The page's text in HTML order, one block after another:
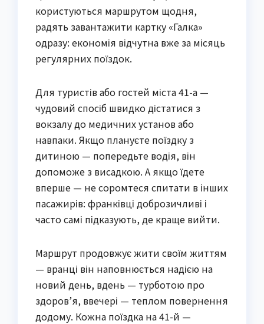
користуються маршрутом щодня,
радять завантажити картку «Галка»
одразу: економія відчутна вже за місяць
регулярних поїздок.
Для туристів або гостей міста 41-а —
чудовий спосіб швидко дістатися з
вокзалу до медичних установ або
навпаки. Якщо плануєте поїздку з
дитиною — попередьте водія, він
допоможе з висадкою. А якщо їдете
вперше — не соромтеся спитати в інших
пасажирів: франківці доброзичливі і
часто самі підказують, де краще вийти.
Маршрут продовжує жити своїм життям
— вранці він наповнюється надією на
новий день, вдень — турботою про
здоров’я, ввечері — теплом повернення
додому. Кожна поїздка на 41-й —